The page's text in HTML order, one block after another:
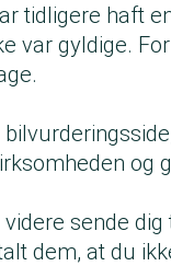
tidligere haft
var gyldige.
sende
dem, at du